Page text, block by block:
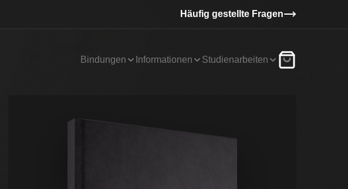
Häufig gestellte Fragen
Bindungen Informationen Studienarbeiten